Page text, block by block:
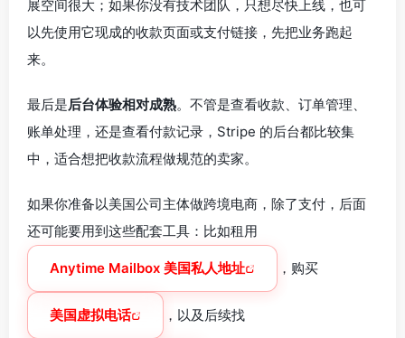
展空间很大；如果你没有技术团队，只想尽快上线，也可
以先使用它现成的收款页面或支付链接，先把业务跑起
来。
最后是后台体验相对成熟。不管是查看收款、订单管理、
账单处理，还是查看付款记录，Stripe 的后台都比较集
中，适合想把收款流程做规范的卖家。
如果你准备以美国公司主体做跨境电商，除了支付，后面
还可能要用到这些配套工具：比如租用
Anytime Mailbox 美国私人地址 ，购买
美国虚拟电话 ，以及后续找